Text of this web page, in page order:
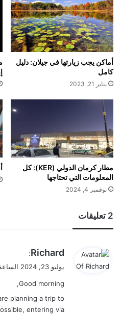
أماكن يجب زيارتها في جيلان: دليل
كامل
يناير 21, 2023
مطار كرمان الدولي (KER): كل
المعلومات التي تحتاجها
نوفمبر 4, 2024
‫2 تعليقات
ي
ل
Richard
:
يوليو 23, 2024 الساعة 11:17 ص
Good morning,
planning a trip to
entering via